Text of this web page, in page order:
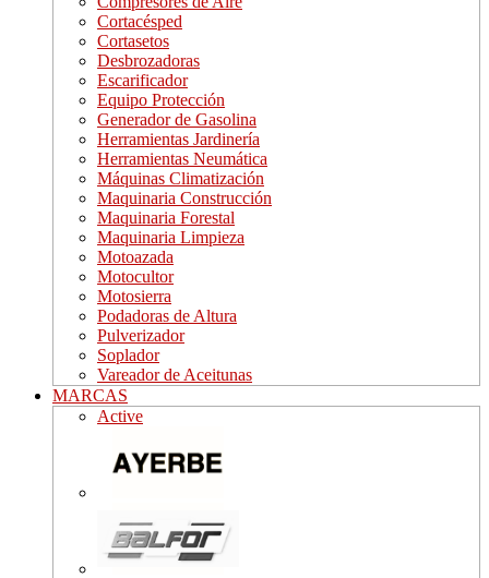
Cortacésped
Cortasetos
Desbrozadoras
Escarificador
Equipo Protección
Generador de Gasolina
Herramientas Jardinería
Herramientas Neumática
Máquinas Climatización
Maquinaria Construcción
Maquinaria Forestal
Maquinaria Limpieza
Motoazada
Motocultor
Motosierra
Podadoras de Altura
Pulverizador
Soplador
Vareador de Aceitunas
MARCAS
Active